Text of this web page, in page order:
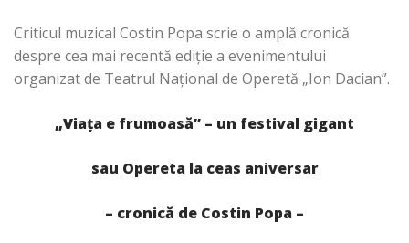
Criticul muzical Costin Popa scrie o amplă cronică
despre cea mai recentă ediţie a evenimentului
organizat de Teatrul Naţional de Operetă „Ion Dacian”.
„Viaţa e frumoasă” – un festival gigant
sau Opereta la ceas aniversar
– cronică de Costin Popa –